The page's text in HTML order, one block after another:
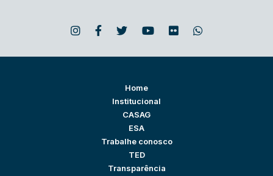
Home
Institucional
CASAG
ESA
Trabalhe conosco
TED
Transparência